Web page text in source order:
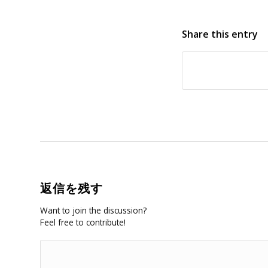
Share this entry
返信を残す
Want to join the discussion?
Feel free to contribute!